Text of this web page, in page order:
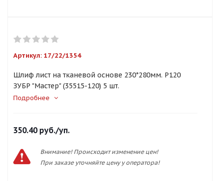
Артикул: 17/22/1354
Шлиф лист на тканевой основе 230*280мм. P120
ЗУБР "Мастер" (35515-120) 5 шт.
Подробнее
350.40руб./уп.
Внимание! Происходит изменение цен!
При заказе уточняйте цену у оператора!